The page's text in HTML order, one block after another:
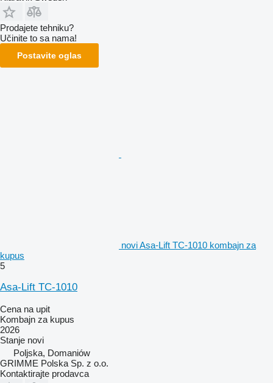
Prodajete tehniku?
Učinite to sa nama!
Postavite oglas
novi Asa-Lift TC-1010 kombajn za
kupus
5
Asa-Lift TC-1010
Cena na upit
Kombajn za kupus
2026
Stanje novi
Poljska, Domaniów
GRIMME Polska Sp. z o.o.
Kontaktirajte prodavca